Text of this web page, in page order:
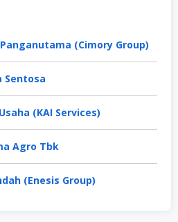
(Cimory Group)
Sentosa
(KAI Services)
Agro Tbk
(Enesis Group)